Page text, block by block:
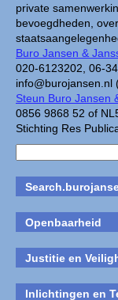
private
bevoegdheden,
Buro Jansen &
020-6123202, 06-
info@burojansen.nl
Steun Buro Jansen
0856 9868 52 of
Stichting Res
Openbaarheid
Justitie en
Inlichtingen en